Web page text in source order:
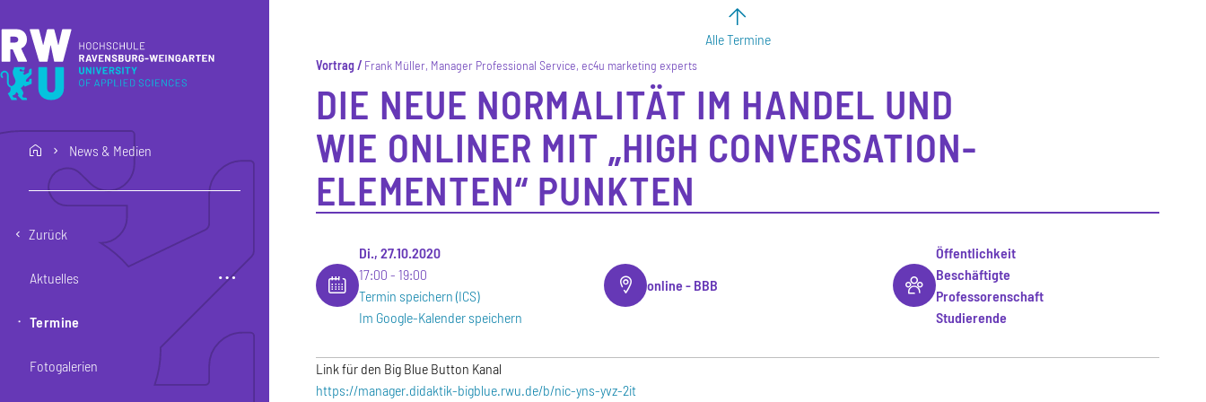
home News & Medien
Zurück
Aktuelles
Termine
Fotogalerien
Alle Termine
Vortrag Frank Müller, Manager Professional Service, ec4u marketing experts
DIE NEUE NORMALITÄT IM HANDEL UND
WIE ONLINER MIT „HIGH CONVERSATION-
ELEMENTEN“ PUNKTEN
Di., 27.10.2020
17:00
19:00
Termin speichern (ICS)
Im Google-Kalender speichern
online - BBB
Öffentlichkeit
Beschäftigte
Professorenschaft
Studierende
Link für den Big Blue Button Kanal
https://manager.didaktik-bigblue.rwu.de/b/nic-yns-yvz-2it